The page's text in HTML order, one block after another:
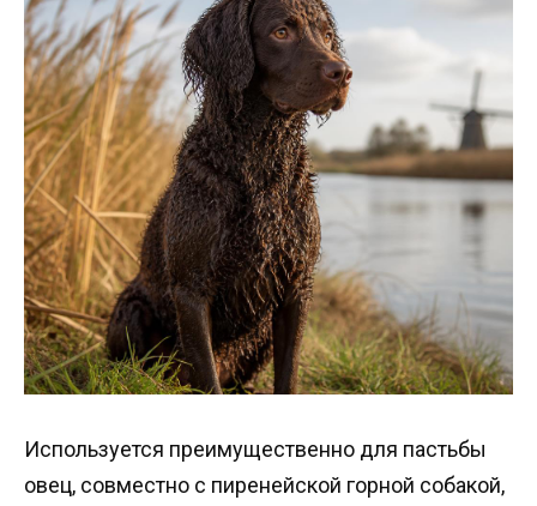
Используется преимущественно для пастьбы
овец, совместно с пиренейской горной собакой,